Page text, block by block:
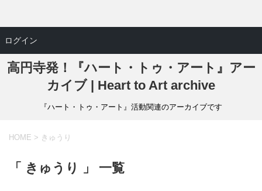
高円寺発！『ハート・トゥ・アート』アー
カイブ | Heart to Art archive
『ハート・トゥ・アート』活動関連のアーカイブです
HOME > きゅうり
「 きゅうり 」 一覧
ログイン